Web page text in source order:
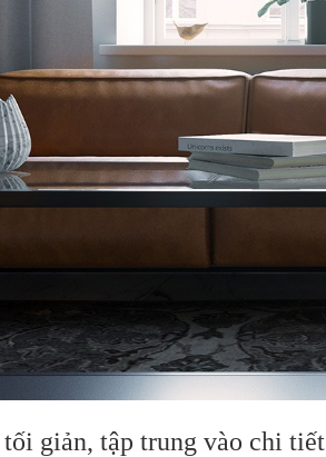
giản, tập trung vào chi tiết